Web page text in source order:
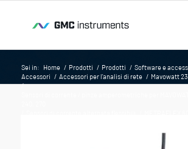
Sei in: Home / Prodotti / Prodotti / Software e
Accessori / Accessori per l'analisi di rete / Mavowatt
/